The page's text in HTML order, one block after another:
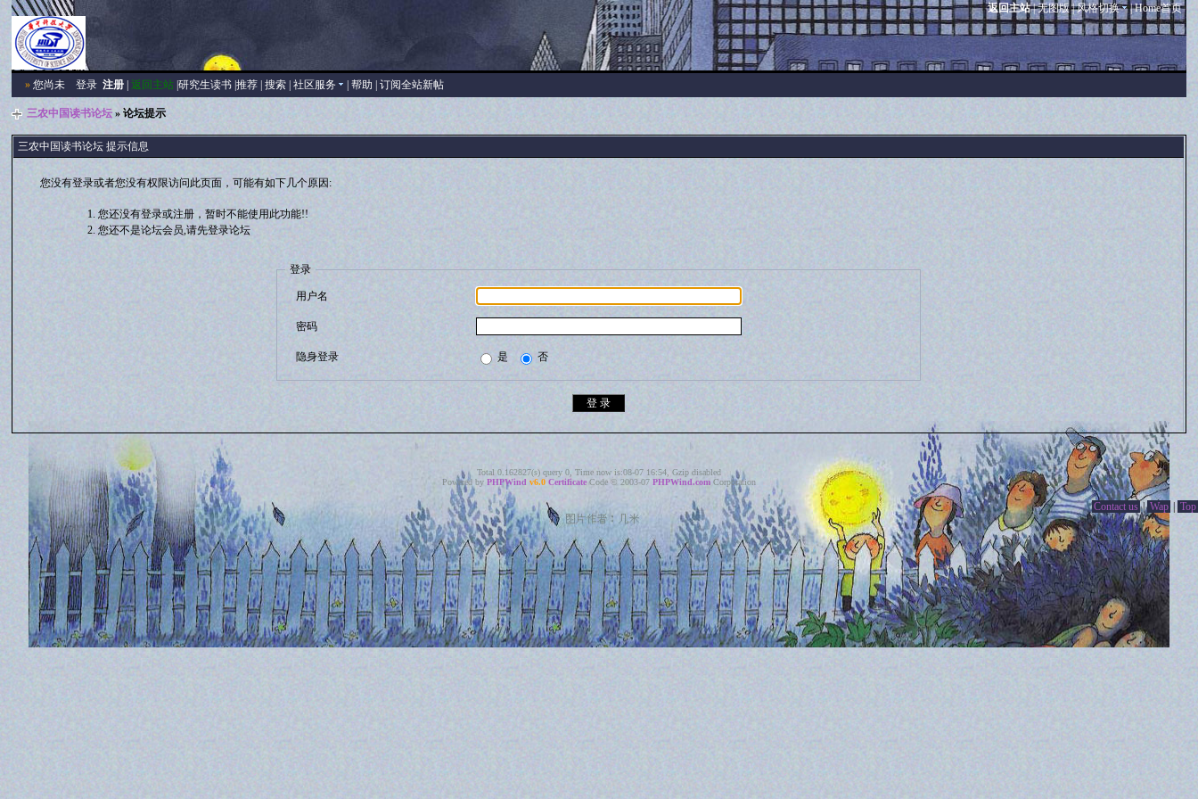
返回主站|无图版|风格切换 |Home首页
» 您尚未登录 注册 |返回主站 |研究生读书 |推荐 |搜索 |社区服务 |帮助 |订阅全站新帖
三农中国读书论坛 » 论坛提示
三农中国读书论坛 提示信息
您没有登录或者您没有权限访问此页面，可能有如下几个原因:
您还没有登录或注册，暂时不能使用此功能!!
您还不是论坛会员,请先登录论坛
登录
用户名
密码
隐身登录 是 否
Total 0.162827(s) query 0, Time now is:08-07 16:54, Gzip disabled
Powered by PHPWind v6.0 Certificate Code © 2003-07 PHPWind.com Corporation
Contact us | Wap | Top